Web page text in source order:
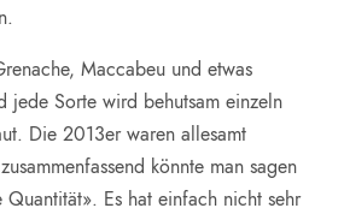
Maccabeu und etwas
jede Sorte wird behutsam einzeln
Die 2013er waren allesamt
könnte man sagen
Es hat einfach nicht sehr